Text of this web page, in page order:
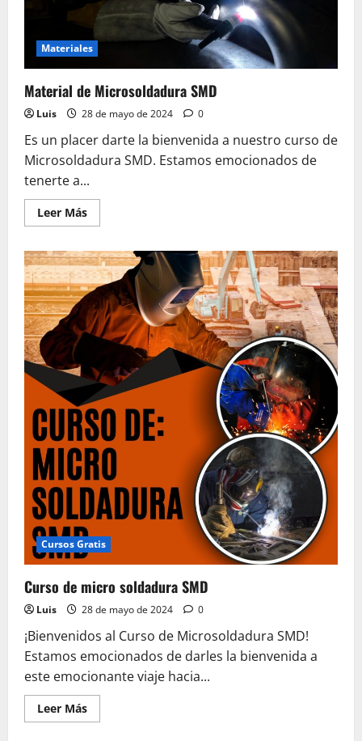
Materiales
Material de Microsoldadura SMD
Luis 28 de mayo de 2024 0
Es un placer darte la bienvenida a nuestro curso de
Microsoldadura SMD. Estamos emocionados de
tenerte a...
Leer MásLeer
más
Material
de
Microsoldadura
SMD
Cursos Gratis
Curso de micro soldadura SMD
Luis 28 de mayo de 2024 0
¡Bienvenidos al Curso de Microsoldadura SMD!
Estamos emocionados de darles la bienvenida a
este emocionante viaje hacia...
Leer MásLeer
más